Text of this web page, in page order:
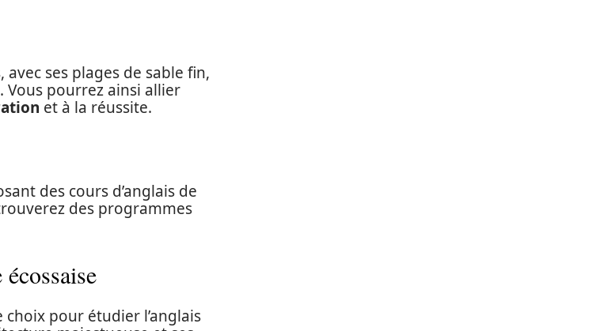
ses plages de sable fin,
pourrez ainsi allier
et à la réussite.
des cours d’anglais de
des programmes
choix pour étudier l’anglais